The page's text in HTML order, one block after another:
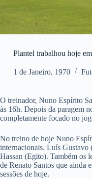
Plantel trabalhou hoje
1 de Janeiro, 1970
O treinador, Nuno Espírito
às 16h. Depois da paragem
completamente focado no
No treino de hoje Nuno
internacionais. Luís Gustavo
Hassan (Egito). Também os
de Renato Santos que ainda
sessões de hoje.